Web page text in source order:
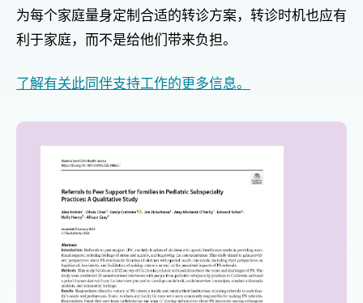
为每个家庭量身定制合适的转诊方案，转诊时机也应有
利于家庭，而不是给他们带来负担。
了解有关此同伴支持工作的更多信息。